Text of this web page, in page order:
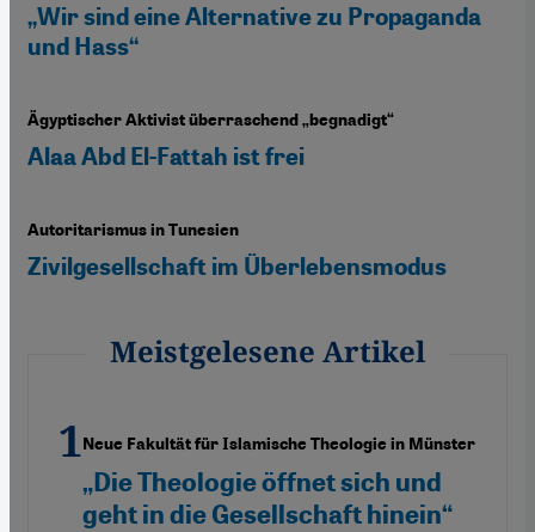
„Wir sind eine Alternative zu Propaganda
und Hass“
Ägyptischer Aktivist überraschend „begnadigt“
Alaa Abd El-Fattah ist frei
Autoritarismus in Tunesien
Zivilgesellschaft im Überlebensmodus
Meistgelesene Artikel
Neue Fakultät für Islamische Theologie in Münster
„Die Theologie öffnet sich und
geht in die Gesellschaft hinein“